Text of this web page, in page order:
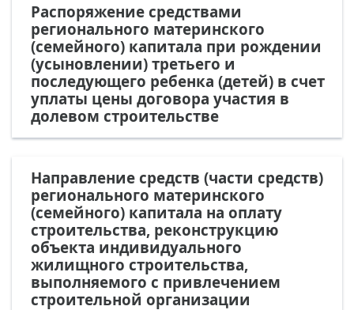
Распоряжение средствами
регионального материнского
(семейного) капитала при рождении
(усыновлении) третьего и
последующего ребенка (детей) в счет
уплаты цены договора участия в
долевом строительстве
Направление средств (части средств)
регионального материнского
(семейного) капитала на оплату
строительства, реконструкцию
объекта индивидуального
жилищного строительства,
выполняемого с привлечением
строительной организации